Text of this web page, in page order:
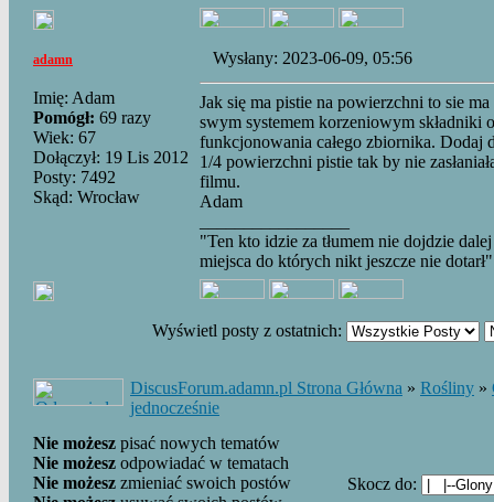
adamn
Imię: Adam
Pomógł: 69 razy
Wiek: 67
Dołączył: 19 Lis 2012
Posty: 7492
Skąd: Wrocław
Wysłany: 2023-06-09, 05:56
Jak się ma pistie na powierzchni to sie
swym systemem korzeniowym składniki
funkcjonowania całego zbiornika. Dodaj
1/4 powierzchni pistie tak by nie
filmu.
Adam
"Ten kto idzie za tłumem nie dojdzie
miejsca do których nikt jeszcze nie
Wyświetl posty z ostatnich:
DiscusForum.adamn.pl Strona Główna » Rośliny »
jednocześnie
Nie możesz pisać nowych tematów
Nie możesz odpowiadać w tematach
Nie możesz zmieniać swoich postów
Skocz do: